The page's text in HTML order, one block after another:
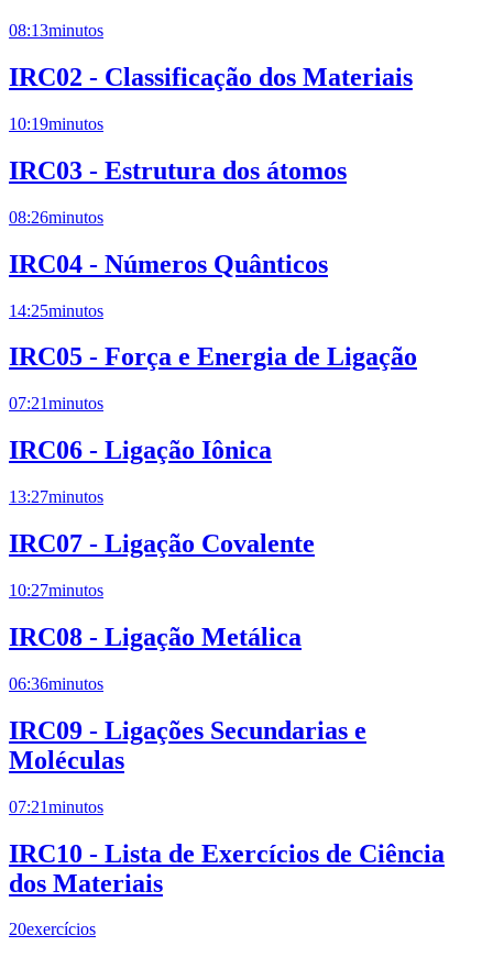
08:13minutos
IRC02 - Classificação dos Materiais
10:19minutos
IRC03 - Estrutura dos átomos
08:26minutos
IRC04 - Números Quânticos
14:25minutos
IRC05 - Força e Energia de Ligação
07:21minutos
IRC06 - Ligação Iônica
13:27minutos
IRC07 - Ligação Covalente
10:27minutos
IRC08 - Ligação Metálica
06:36minutos
IRC09 - Ligações Secundarias e
Moléculas
07:21minutos
IRC10 - Lista de Exercícios de Ciência
dos Materiais
20exercícios